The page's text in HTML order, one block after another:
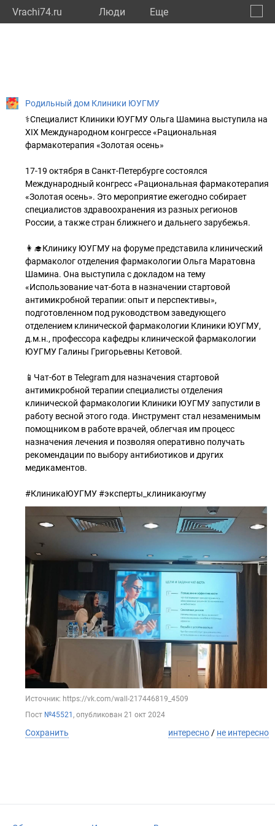
Vrachi74.ru Люди Eще
Родильный дом Клиники ЮУГМУ
⚕Специалист Клиники ЮУГМУ Ольга Шамина выступила на
XIX Международном конгрессе «Рациональная
фармакотерапия «Золотая осень»
17-19 октября в Санкт-Петербурге состоялся
Международный конгресс «Рациональная фармакотерапия
«Золотая осень». Это мероприятие ежегодно собирает
специалистов здравоохранения из разных регионов
России, а также стран ближнего и дальнего зарубежья.
👩‍🎓Клинику ЮУГМУ на форуме представила клинический
фармаколог отделения фармакологии Ольга Маратовна
Шамина. Она выступила с докладом на тему
«Использование чат-бота в назначении стартовой
антимикробной терапии: опыт и перспективы»,
подготовленном под руководством заведующего
отделением клинической фармакологии Клиники ЮУГМУ,
д.м.н., профессора кафедры клинической фармакологии
ЮУГМУ Галины Григорьевны Кетовой.
📱Чат-бот в Telegram для назначения стартовой
антимикробной терапии специалисты отделения
клинической фармакологии Клиники ЮУГМУ запустили в
работу весной этого года. Инструмент стал незаменимым
помощником в работе врачей, облегчая им процесс
назначения лечения и позволяя оперативно получать
рекомендации по выбору антибиотиков и других
медикаментов.
#КлиникаЮУГМУ #эксперты_клиникаюугму
Источник: https://vk.com/wall-217446819_4509
Пост №45521 , опубликован 21 окт 2024
Сохранить интересно / не интересно